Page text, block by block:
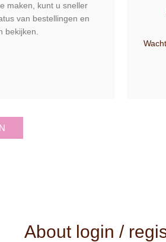
maken, kunt u sneller
van bestellingen en
bekijken.
About login /